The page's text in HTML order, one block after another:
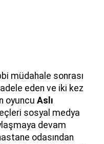
müdahale sonrası
eden ve iki kez
oyuncu Aslı
sosyal medya
devam
odasından